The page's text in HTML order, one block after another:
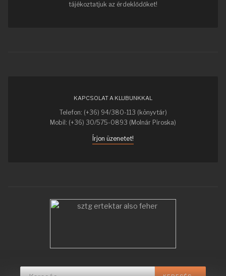
tájékoztatjuk az érdeklődőket!
KAPCSOLAT A KLUBUNKKAL
Telefon: (+36) 94/380-113 (könyvtár)
Mobil: (+36) 30/575-0893 (Molnár Piroska)
Írjon üzenetet!
Keresés...